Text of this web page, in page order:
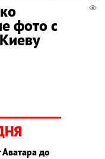
фото с
Аватара до